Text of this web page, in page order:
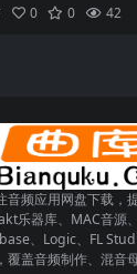
0 0 42
音频应用网盘下载，
乐器库、MAC音源
、Logic、FL
覆盖音频制作、混音